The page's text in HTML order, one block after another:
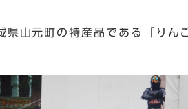
山元町の特産品である「り